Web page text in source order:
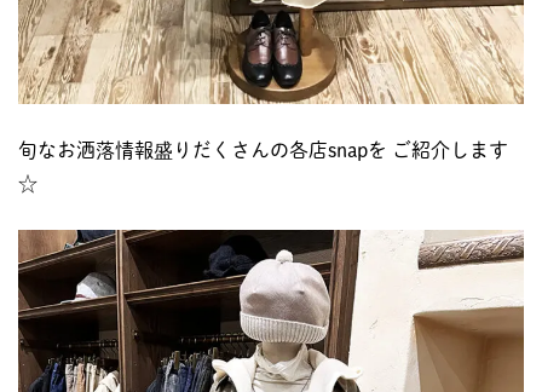
旬なお洒落情報盛りだくさんの各店snapを ご紹介します
☆